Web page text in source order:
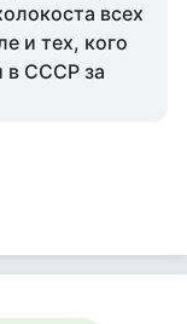
всех
и тех, кого
в СССР за